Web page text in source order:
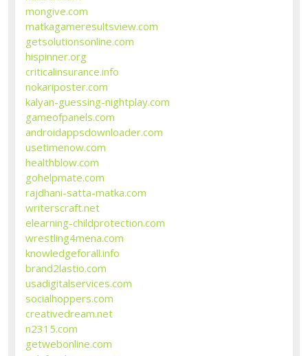
mongive.com
matkagameresultsview.com
getsolutionsonline.com
hispinner.org
criticalinsurance.info
nokariposter.com
kalyan-guessing-nightplay.com
gameofpanels.com
androidappsdownloader.com
usetimenow.com
healthblow.com
gohelpmate.com
rajdhani-satta-matka.com
writerscraft.net
elearning-childprotection.com
wrestling4mena.com
knowledgeforall.info
brand2lastio.com
usadigitalservices.com
socialhoppers.com
creativedream.net
n2315.com
getwebonline.com